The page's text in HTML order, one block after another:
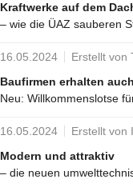
Kraftwerke auf dem
– wie die ÜAZ sauberen
16.05.2024
Erstellt von
Baufirmen erhalten
Neu: Willkommenslotse
16.05.2024
Erstellt von
Modern und attraktiv
– die neuen